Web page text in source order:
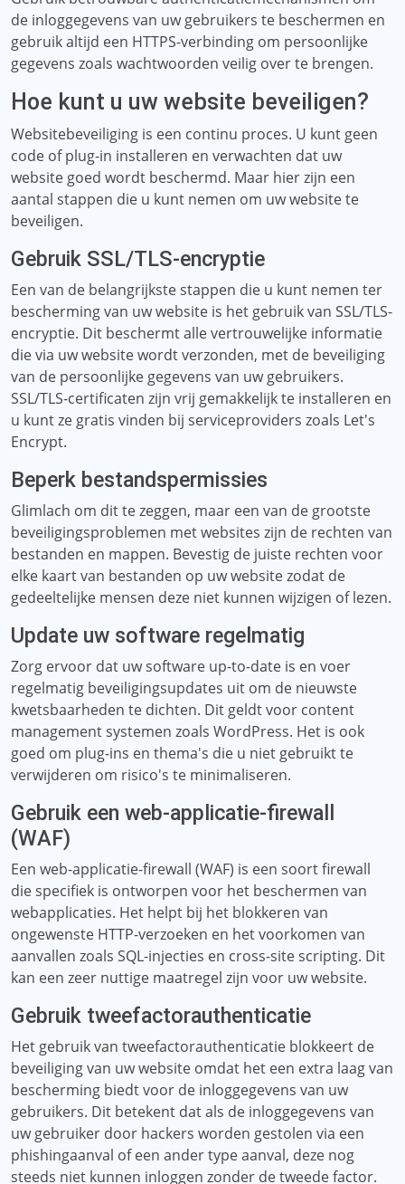
de inloggegevens van uw gebruikers te beschermen en
gebruik altijd een HTTPS-verbinding om persoonlijke
gegevens zoals wachtwoorden veilig over te brengen.
Hoe kunt u uw website beveiligen?
Websitebeveiliging is een continu proces. U kunt geen
code of plug-in installeren en verwachten dat uw
website goed wordt beschermd. Maar hier zijn een
aantal stappen die u kunt nemen om uw website te
beveiligen.
Gebruik SSL/TLS-encryptie
Een van de belangrijkste stappen die u kunt nemen ter
bescherming van uw website is het gebruik van SSL/TLS-
encryptie. Dit beschermt alle vertrouwelijke informatie
die via uw website wordt verzonden, met de beveiliging
van de persoonlijke gegevens van uw gebruikers.
SSL/TLS-certificaten zijn vrij gemakkelijk te installeren en
u kunt ze gratis vinden bij serviceproviders zoals Let's
Encrypt.
Beperk bestandspermissies
Glimlach om dit te zeggen, maar een van de grootste
beveiligingsproblemen met websites zijn de rechten van
bestanden en mappen. Bevestig de juiste rechten voor
elke kaart van bestanden op uw website zodat de
gedeeltelijke mensen deze niet kunnen wijzigen of lezen.
Update uw software regelmatig
Zorg ervoor dat uw software up-to-date is en voer
regelmatig beveiligingsupdates uit om de nieuwste
kwetsbaarheden te dichten. Dit geldt voor content
management systemen zoals WordPress. Het is ook
goed om plug-ins en thema's die u niet gebruikt te
verwijderen om risico's te minimaliseren.
Gebruik een web-applicatie-firewall
(WAF)
Een web-applicatie-firewall (WAF) is een soort firewall
die specifiek is ontworpen voor het beschermen van
webapplicaties. Het helpt bij het blokkeren van
ongewenste HTTP-verzoeken en het voorkomen van
aanvallen zoals SQL-injecties en cross-site scripting. Dit
kan een zeer nuttige maatregel zijn voor uw website.
Gebruik tweefactorauthenticatie
Het gebruik van tweefactorauthenticatie blokkeert de
beveiliging van uw website omdat het een extra laag van
bescherming biedt voor de inloggegevens van uw
gebruikers. Dit betekent dat als de inloggegevens van
uw gebruiker door hackers worden gestolen via een
phishingaanval of een ander type aanval, deze nog
steeds niet kunnen inloggen zonder de tweede factor.